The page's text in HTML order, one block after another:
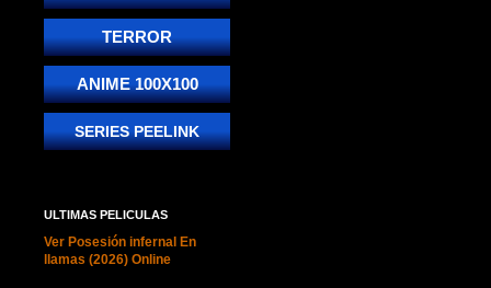
TERROR
ANIME 100X100
SERIES PEELINK
ULTIMAS PELICULAS
Ver Posesión infernal En
llamas (2026) Online